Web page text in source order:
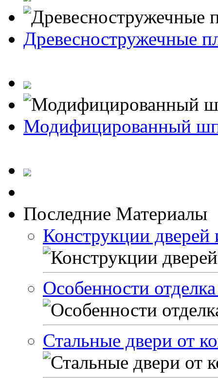
Древесностружечные
Модифицированный
Последние Материалы
Конструкции дверей
Особенности
Стальные двери от